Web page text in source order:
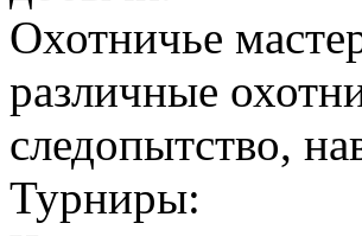
Охотничье
различные
следопытство,
Турниры: